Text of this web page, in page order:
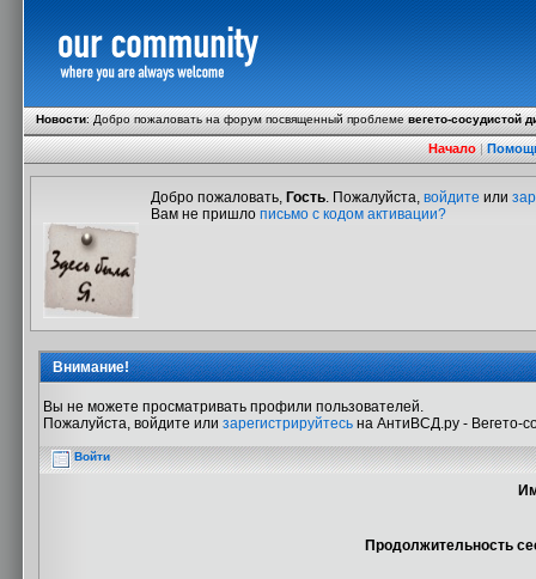
Новости:Добро пожаловать на форум посвященный проблемевегето-сосудистой
Начало|
Добро пожаловать, Гость. Пожалуйста, войдите или
Вам не пришло письмо с кодом активации?
Внимание!
Вы не можете просматривать профили пользователей.
Пожалуйста, войдите или зарегистрируйтесь на АнтиВСД.ру - Вегето-
Войти
Продолжительность